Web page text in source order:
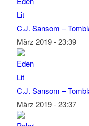
C.J. Sansom –
März 2019 - 23:39
C.J. Sansom –
März 2019 - 23:37